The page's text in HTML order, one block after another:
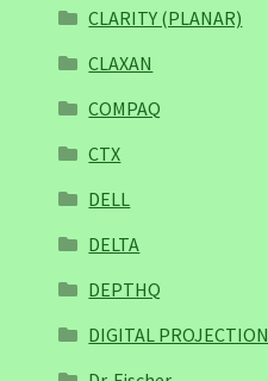
CLARITY (PLANAR)
CLAXAN
COMPAQ
CTX
DELL
DELTA
DEPTHQ
DIGITAL PROJECTION